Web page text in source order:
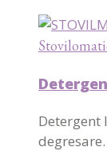
Detergent